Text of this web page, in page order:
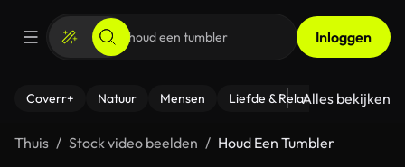
Inloggen
Coverr+ Natuur Mensen Liefde & Relaties - Fitness
Alles bekijken
Thuis Stock video beelden Houd Een Tumbler